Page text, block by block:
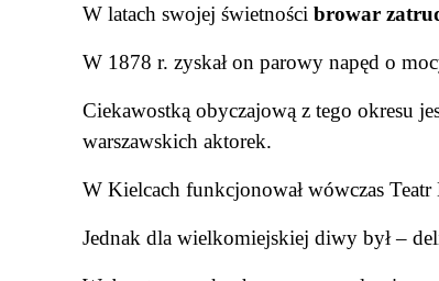
W latach swojej świetności browar
W 1878 r. zyskał on parowy napęd o
Ciekawostką obyczajową z tego okresu
warszawskich aktorek.
W Kielcach funkcjonował wówczas
Jednak dla wielkomiejskiej diwy był –